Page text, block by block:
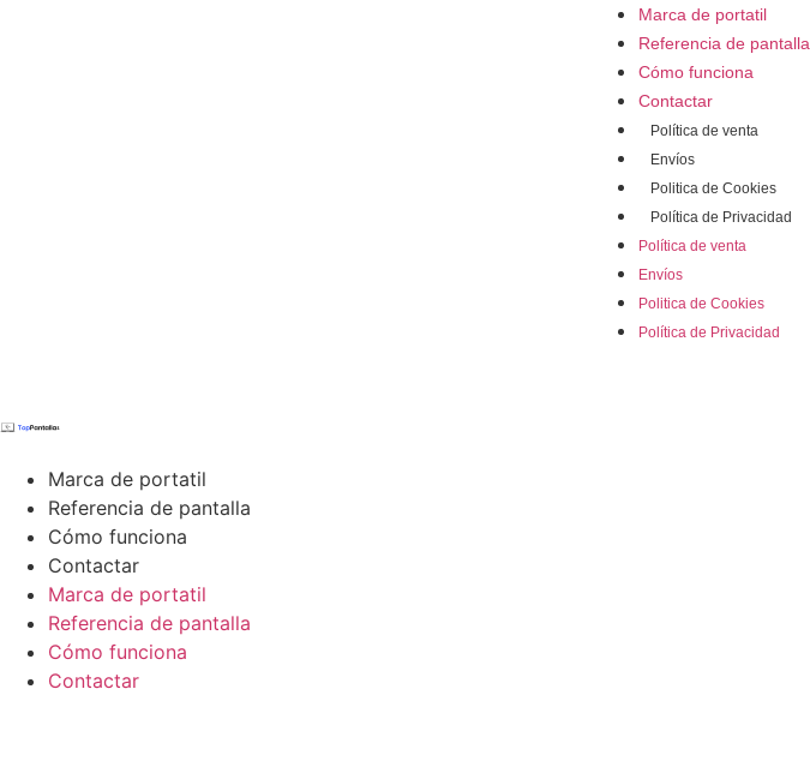
Marca de portatil
Referencia de pantalla
Cómo funciona
Contactar
Política de venta
Envíos
Politica de Cookies
Política de Privacidad
Política de venta
Envíos
Politica de Cookies
Política de Privacidad
Marca de portatil
Referencia de pantalla
Cómo funciona
Contactar
Marca de portatil
Referencia de pantalla
Cómo funciona
Contactar